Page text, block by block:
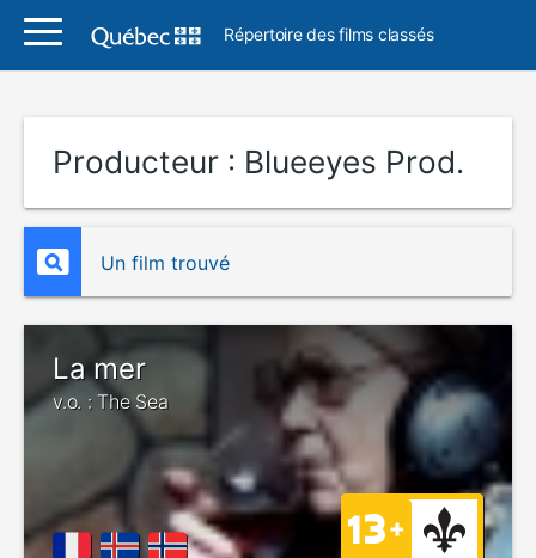
Répertoire des films classés
Producteur : Blueeyes Prod.
Un film trouvé
La mer
v.o. : The Sea